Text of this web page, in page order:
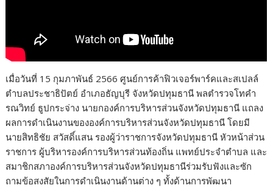
เมื่อวันที่ 15 กุมภาพันธ์ 2566 ศูนย์การค้าฟิวเจอร์พาร์คและสเปลล์
ตำบลประชาธิปัตย์ อำเภอธัญบุรี จังหวัดปทุมธานี พลตำรวจโทคำ
รณวิทย์ ธูปกระจ่าง นายกองค์การบริหารส่วนจังหวัดปทุมธานี แถลง
ผลการดำเนินงานขององค์การบริหารส่วนจังหวัดปทุมธานี โดยมี
นายสิทธิชัย สวัสดิ์แสน รองผู้ว่าราชการจังหวัดปทุมธานี หัวหน้าส่วน
ราชการ ผู้บริหารองค์การบริหารส่วนท้องถิ่น แพทย์ประจำตำบล และ
สมาชิกสภาองค์การบริหารส่วนจังหวัดปทุมธานีร่วมรับฟังและซัก
ถามข้อสงสัยในการดำเนินงานด้านต่าง ๆ ทั้งด้านการพัฒนา